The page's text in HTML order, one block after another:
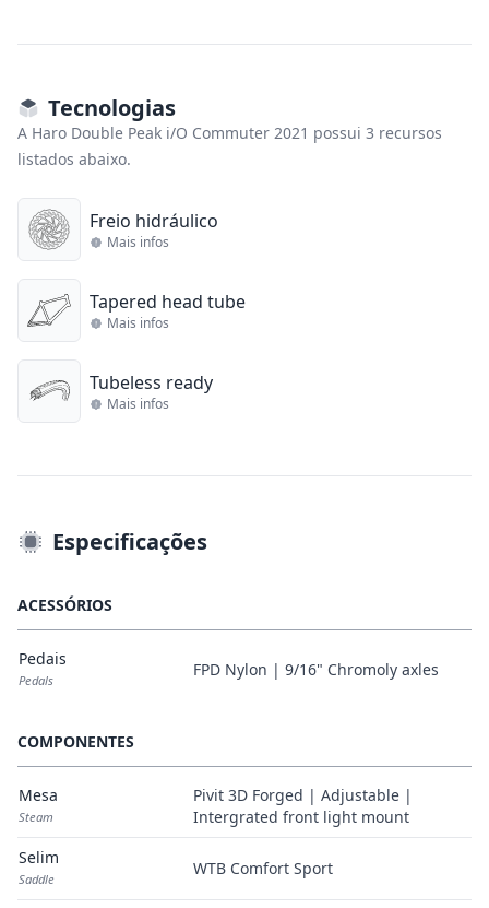
Tecnologias
A Haro Double Peak i/O Commuter 2021 possui 3 recursos
listados abaixo.
Freio hidráulico
Mais infos
Tapered head tube
Mais infos
Tubeless ready
Mais infos
Especificações
ACESSÓRIOS
Pedais
Pedals
FPD Nylon | 9/16" Chromoly axles
COMPONENTES
Mesa
Steam
Pivit 3D Forged | Adjustable |
Intergrated front light mount
Selim
Saddle
WTB Comfort Sport